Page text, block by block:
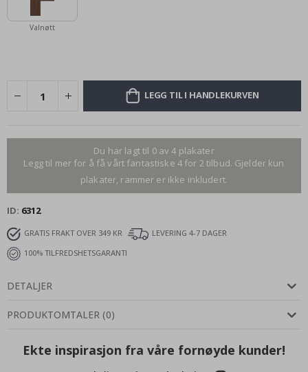
Valnøtt
LEGG TIL I HANDLEKURVEN
Du har lagt til 0 av 4 plakater
Legg til mer for å få vårt fantastiske 4 for 2 tilbud. Gjelder kun
plakater, rammer er ikke inkludert.
ID 6312
GRATIS FRAKT OVER 349 KR
LEVERING 4-7 DAGER
100% TILFREDSHETSGARANTI
DETALJER
PRODUKTOMTALER (0)
Ekte inspirasjon fra våre fornøyde kunder!